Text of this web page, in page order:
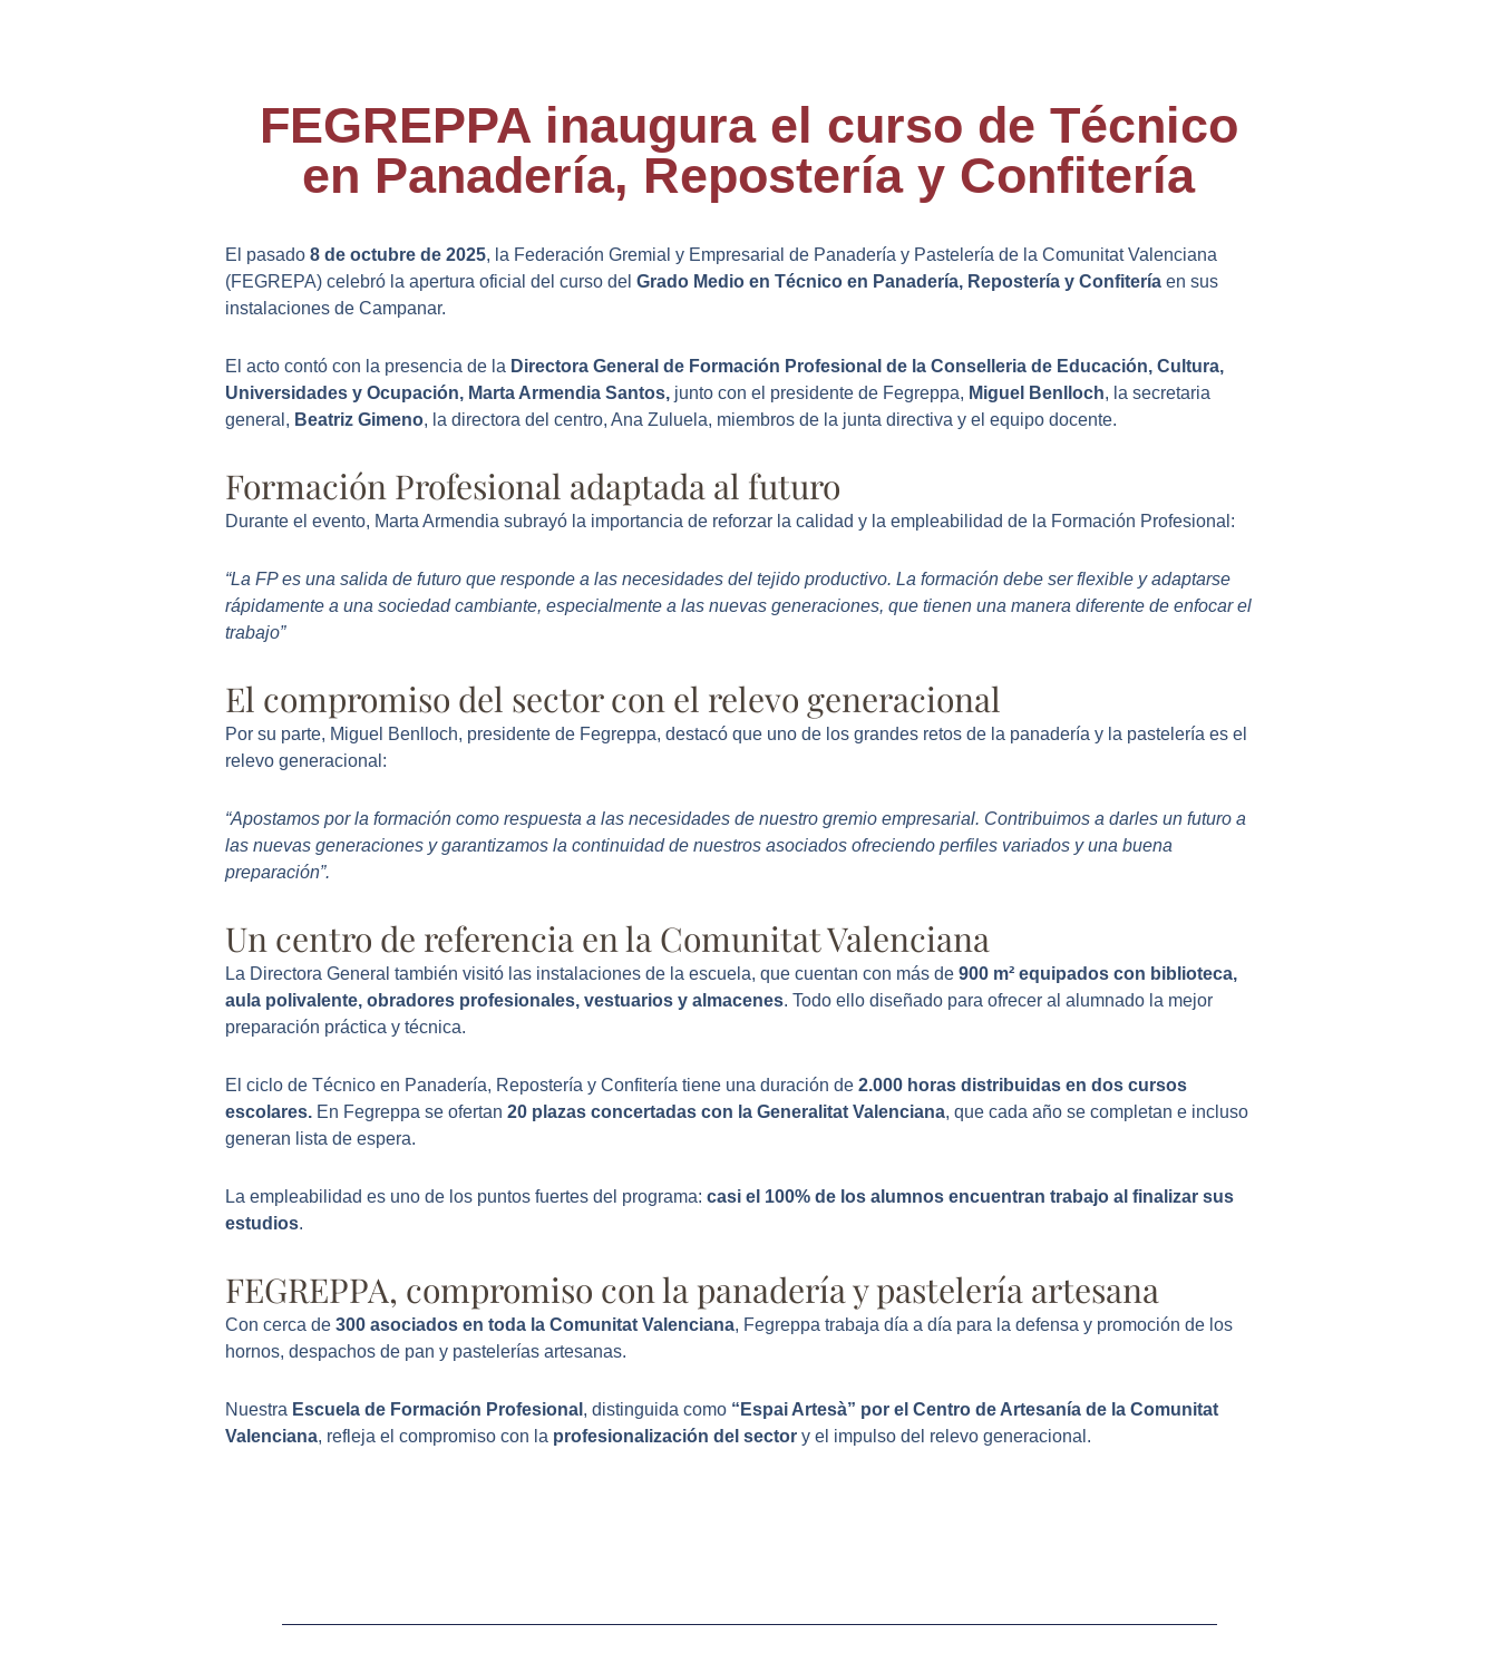
FEGREPPA inaugura el curso de Técnico
en Panadería, Repostería y Confitería
El pasado8 de octubre de 2025, la Federación Gremial y Empresarial de Panadería y Pastelería de la Comunitat Valenciana
(FEGREPA) celebró la apertura oficial del curso del Grado Medio en Técnico en Panadería, Repostería y Confiteríaen sus
instalaciones de Campanar.
El acto contó con la presencia de la Directora General de Formación Profesional de la Conselleria de Educación, Cultura,
Universidades y Ocupación, Marta Armendia Santos,junto con el presidente de Fegreppa, Miguel Benlloch, la secretaria
general, Beatriz Gimeno, la directora del centro, Ana Zuluela, miembros de la junta directiva y el equipo docente.
Formación Profesional adaptada al futuro
Durante el evento, Marta Armendia subrayó la importancia de reforzar la calidad y la empleabilidad de la Formación Profesional:
“La FP es una salida de futuro que responde a las necesidades del tejido productivo. La formación debe ser flexible y adaptarse
rápidamente a una sociedad cambiante, especialmente a las nuevas generaciones, que tienen una manera diferente de enfocar el
trabajo”
El compromiso del sector con el relevo generacional
Por su parte, Miguel Benlloch, presidente de Fegreppa, destacó que uno de los grandes retos de la panadería y la pastelería es el
relevo generacional:
“Apostamos por la formación como respuesta a las necesidades de nuestro gremio empresarial. Contribuimos a darles un futuro a
las nuevas generaciones y garantizamos la continuidad de nuestros asociados ofreciendo perfiles variados y una buena
preparación”.
Un centro de referencia en la Comunitat Valenciana
La Directora General también visitó las instalaciones de la escuela, que cuentan con más de900 m² equipados con biblioteca,
aula polivalente, obradores profesionales, vestuarios y almacenes. Todo ello diseñado para ofrecer al alumnado la mejor
preparación práctica y técnica.
El ciclo de Técnico en Panadería, Repostería y Confitería tiene una duración de 2.000 horas distribuidas en dos cursos
escolares.En Fegreppa se ofertan 20 plazas concertadas con la Generalitat Valenciana, que cada año se completan e incluso
generan lista de espera.
La empleabilidad es uno de los puntos fuertes del programa: casi el 100% de los alumnos encuentran trabajo al finalizar sus
estudios.
FEGREPPA, compromiso con la panadería y pastelería artesana
Con cerca de 300 asociados en toda la Comunitat Valenciana, Fegreppa trabaja día a día para la defensa y promoción de los
hornos, despachos de pan y pastelerías artesanas.
Nuestra Escuela de Formación Profesional , distinguida como “Espai Artesà” por el Centro de Artesanía de la Comunitat
Valenciana, refleja el compromiso con la profesionalización del sectory el impulso del relevo generacional.